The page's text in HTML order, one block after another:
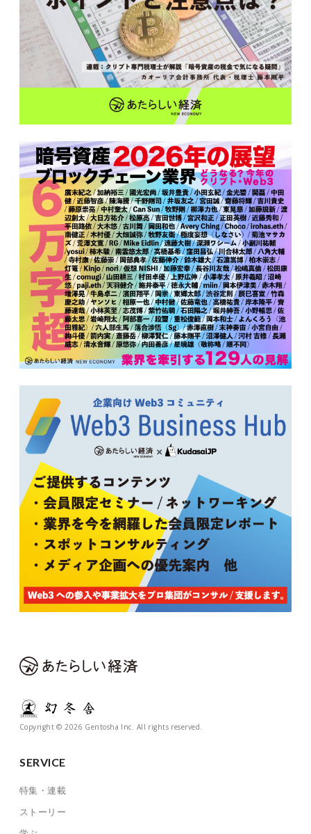
Copyright © 2026 Gentosha Inc. All rights reserved.
SERVICE
特集・連載
ストーリー